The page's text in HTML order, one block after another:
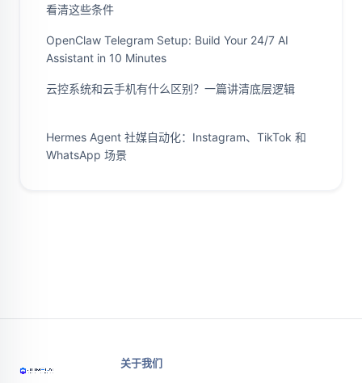
看清这些条件
OpenClaw Telegram Setup: Build Your 24/7 AI
Assistant in 10 Minutes
云控系统和云手机有什么区别？一篇讲清底层逻辑
Hermes Agent 社媒自动化：Instagram、TikTok 和
WhatsApp 场景
关于我们